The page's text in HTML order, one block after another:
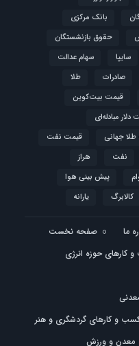
بانک مرکزی
حقوق بازنشستگان
سایپا
سهام عدالت
صادرات
طلا
قیمت بیت‌کوین
دلار مبادله‌ای
جهانی
قیمت نفت
نفت
هراز
پیش بینی هوا
کالابرگ یارانه
ما
صفحه نخست
کارهای حوزه انرژی
و کارهای گردشگری و هنر
معدن و ورزش